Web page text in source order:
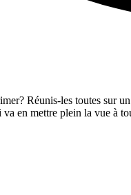
Réunis-les toutes sur
en mettre plein la vue à